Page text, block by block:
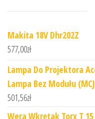
Makita 18V Dhr202Z
577,00zł
Lampa Do Projektora
Lampa Bez Modułu
501,56zł
Wera Wkrętak Torx T 15